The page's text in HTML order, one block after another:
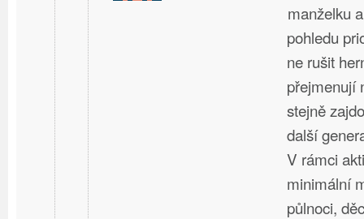
manželku
pohledu
ne rušit
přejmenují
stejně
další
V rámci
minimální
půlnoci,